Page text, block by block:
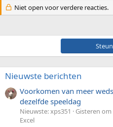
Niet open voor verdere reacties.
Nieuwste berichten
Voorkomen van meer
dezelfde speeldag
Nieuwste: xps351
Gisteren om
Excel